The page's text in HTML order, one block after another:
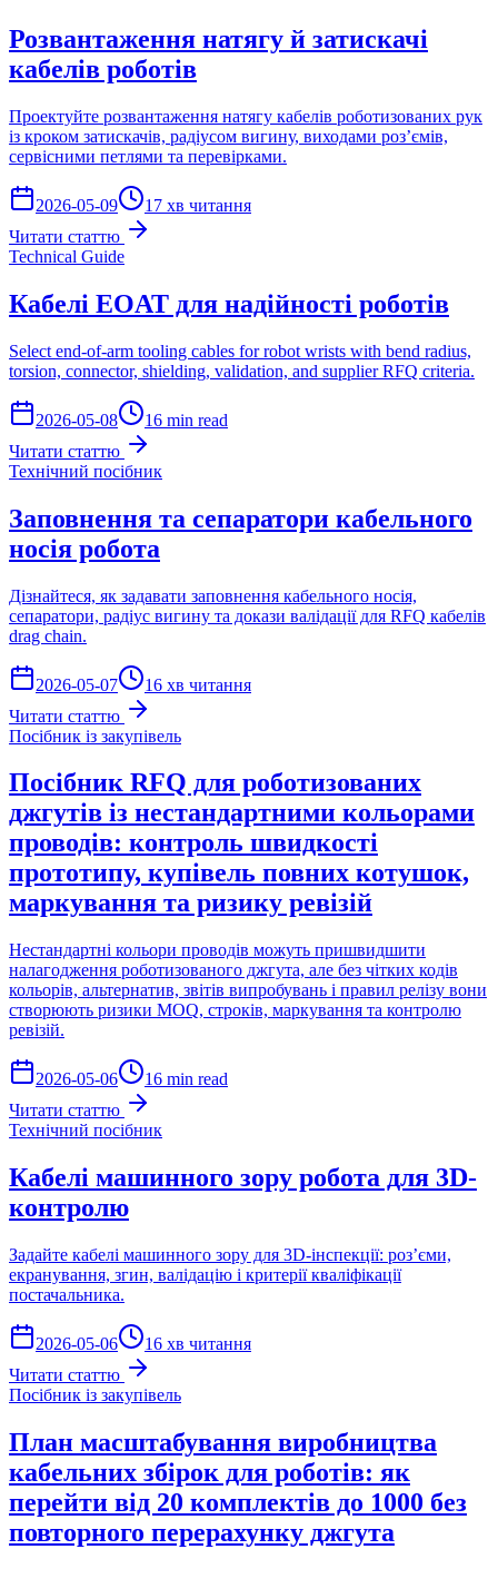
Розвантаження натягу й затискачі
кабелів роботів
Проектуйте розвантаження натягу кабелів роботизованих рук
із кроком затискачів, радіусом вигину, виходами роз’ємів,
сервісними петлями та перевірками.
2026-05-09
17 хв читання
Читати статтю
Technical Guide
Кабелі EOAT для надійності роботів
Select end-of-arm tooling cables for robot wrists with bend radius,
torsion, connector, shielding, validation, and supplier RFQ criteria.
2026-05-08
16 min read
Читати статтю
Технічний посібник
Заповнення та сепаратори кабельного
носія робота
Дізнайтеся, як задавати заповнення кабельного носія,
сепаратори, радіус вигину та докази валідації для RFQ кабелів
drag chain.
2026-05-07
16 хв читання
Читати статтю
Посібник із закупівель
Посібник RFQ для роботизованих
джгутів із нестандартними кольорами
проводів: контроль швидкості
прототипу, купівель повних котушок,
маркування та ризику ревізій
Нестандартні кольори проводів можуть пришвидшити
налагодження роботизованого джгута, але без чітких кодів
кольорів, альтернатив, звітів випробувань і правил релізу вони
створюють ризики MOQ, строків, маркування та контролю
ревізій.
2026-05-06
16 min read
Читати статтю
Технічний посібник
Кабелі машинного зору робота для 3D-
контролю
Задайте кабелі машинного зору для 3D-інспекції: роз’єми,
екранування, згин, валідацію і критерії кваліфікації
постачальника.
2026-05-06
16 хв читання
Читати статтю
Посібник із закупівель
План масштабування виробництва
кабельних збірок для роботів: як
перейти від 20 комплектів до 1000 без
повторного перерахунку джгута